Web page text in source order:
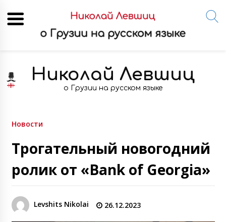
content
Николай Левшиц
о Грузии на русском языке
Новости
Трогательный новогодний
ролик от «Bank of Georgia»
Levshits Nikolai 26.12.2023